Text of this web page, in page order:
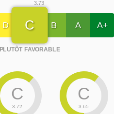
D
3.73
C
PLUTÔT FAVORABLE
B A A+
C
3.72
C
3.65